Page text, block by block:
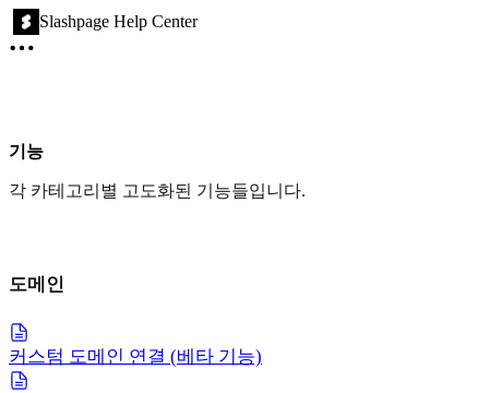
Slashpage Help Center
기능
각 카테고리별 고도화된 기능들입니다.
도메인
커스텀 도메인 연결 (베타 기능)